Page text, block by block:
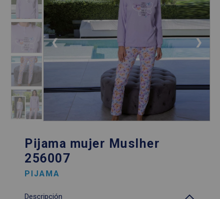
❮ ❯
Pijama mujer Muslher
256007
PIJAMA
Descripción